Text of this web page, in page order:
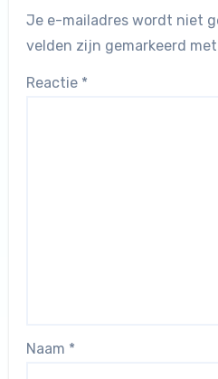
Je e-mailadres wordt niet
velden zijn gemarkeerd met
Reactie *
Naam *